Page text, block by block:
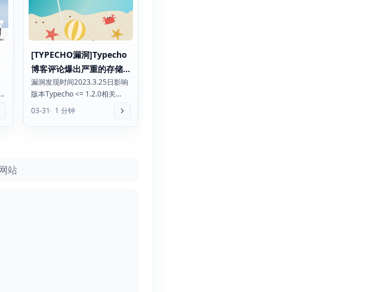
[TYPECHO漏洞]Typecho
博客评论爆出严重的存储
型XSS漏洞
漏洞发现时间2023.3.25日影响
版本Typecho <= 1.2.0相关
Issueshttps...
03-31 1 分钟
站